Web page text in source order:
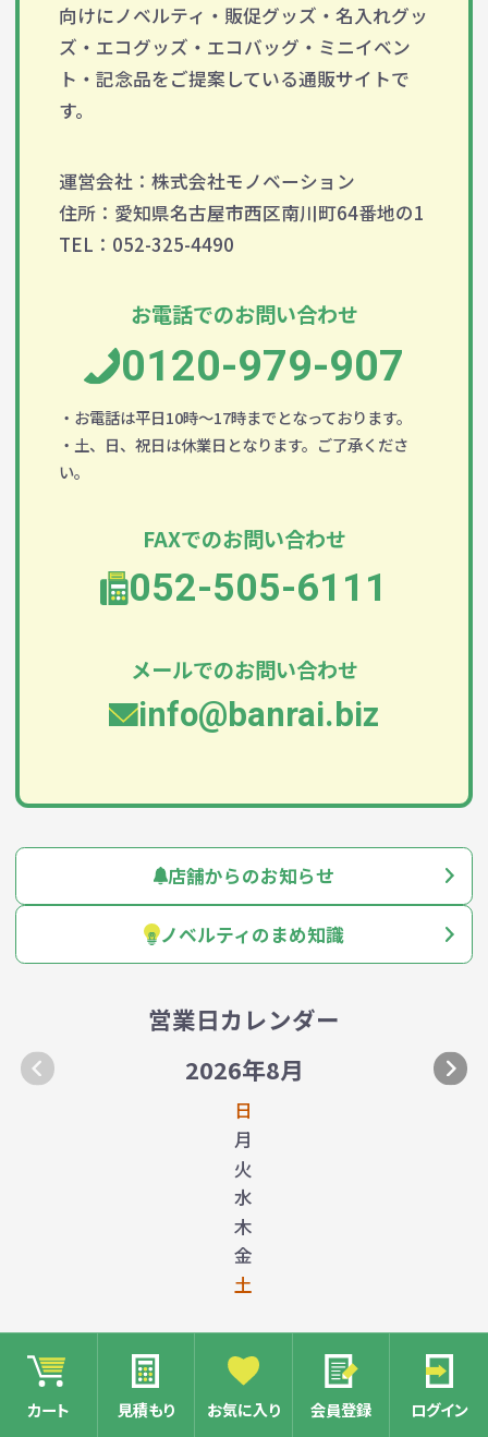
カート 見積もり お気に入り 会員登録 ログイン
向けにノベルティ・販促グッズ・名入れグッ
ズ・エコグッズ・エコバッグ・ミニイベン
ト・記念品をご提案している通販サイトで
す。
運営会社：株式会社モノベーション
住所：愛知県名古屋市西区南川町64番地の1
TEL：052-325-4490
お電話でのお問い合わせ
0120-979-907
・お電話は平日10時～17時までとなっております。
・土、日、祝日は休業日となります。ご了承くださ
い。
FAXでのお問い合わせ
052-505-6111
メールでのお問い合わせ
info@banrai.biz
店舗からのお知らせ
ノベルティのまめ知識
営業日カレンダー
2026年8月
日
月
火
水
木
金
土